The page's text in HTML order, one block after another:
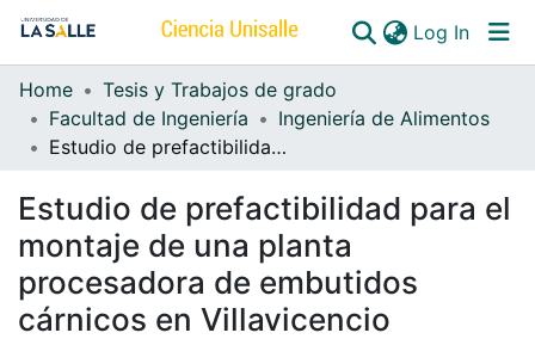
Log In
Communities & Collections
All of DSpace
Home
Tesis y Trabajos de grado
Facultad de Ingeniería
Ingeniería de Alimentos
Estudio de prefactibilidad para el montaje de una planta procesadora de embutidos cárnicos en Villavicencio
Estudio de prefactibilidad para el
montaje de una planta
procesadora de embutidos
cárnicos en Villavicencio